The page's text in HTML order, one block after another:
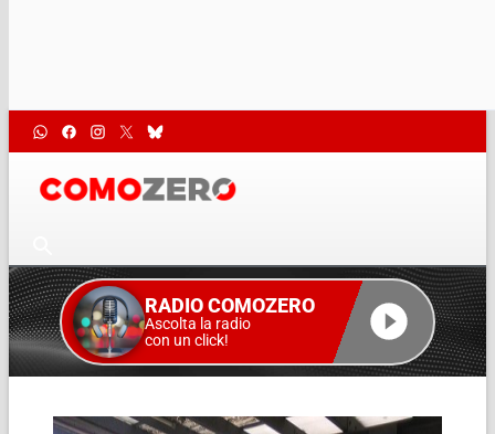
RADIO COMOZERO
Ascolta la radio
con un click!